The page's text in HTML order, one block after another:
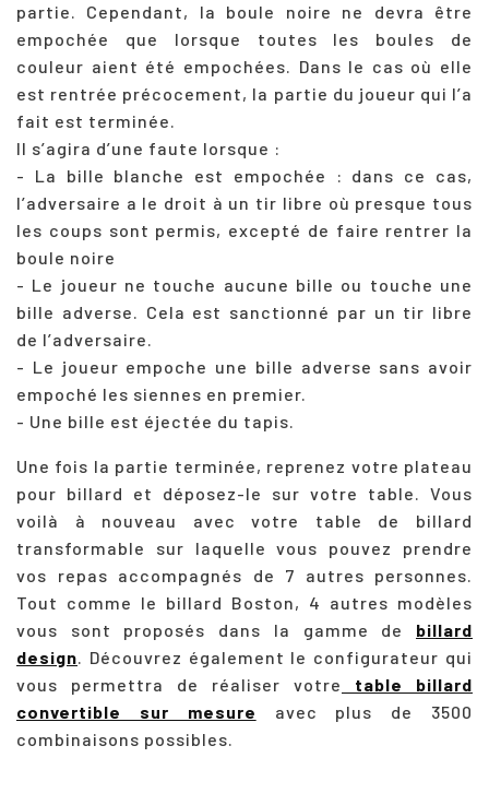
partie. Cependant, la boule noire ne devra être
empochée que lorsque toutes les boules de
couleur aient été empochées. Dans le cas où elle
est rentrée précocement, la partie du joueur qui l’a
fait est terminée.
Il s’agira d’une faute lorsque :
- La bille blanche est empochée : dans ce cas,
l’adversaire a le droit à un tir libre où presque tous
les coups sont permis, excepté de faire rentrer la
boule noire
- Le joueur ne touche aucune bille ou touche une
bille adverse. Cela est sanctionné par un tir libre
de l’adversaire.
- Le joueur empoche une bille adverse sans avoir
empoché les siennes en premier.
- Une bille est éjectée du tapis.
Une fois la partie terminée, reprenez votre plateau
pour billard et déposez-le sur votre table. Vous
voilà à nouveau avec votre table de billard
transformable sur laquelle vous pouvez prendre
vos repas accompagnés de 7 autres personnes.
Tout comme le billard Boston, 4 autres modèles
vous sont proposés dans la gamme de billard
design . Découvrez également le configurateur qui
vous permettra de réaliser votre
table billard
convertible sur mesure avec plus de 3500
combinaisons possibles.